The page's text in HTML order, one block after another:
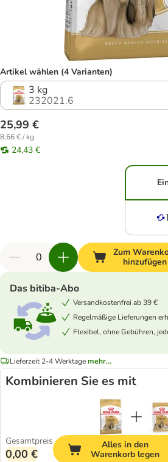
Artikel wählen (4 Varianten)
3 kg
232021.6
25,99 €
8,66 € / kg
24,43 €
Zum
hinzufügen
Das bitiba-Abo
Versandkostenfrei ab 39 €
Regelmäßige Lieferungen
Flexibel, ohne Gebühren,
Lieferzeit 2-4 Werktagemehr...
Kombinieren Sie es mit
Gesamtpreis
0,00 €
Alles in den
Warenkorb legen